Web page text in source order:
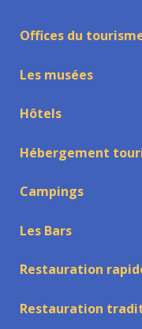
Offices du
Les musées
Hôtels
Hébergement
Campings
Les Bars
Restauration
Restauration